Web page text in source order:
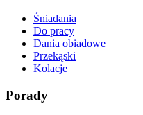
Śniadania
Do pracy
Dania obiadowe
Przekąski
Kolacje
Porady